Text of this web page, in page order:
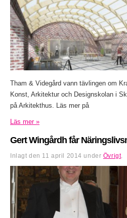
Tham & Videgård vann tävlingen om
Konst, Arkitektur och Designskolan i
på Arkitekthus. Läs mer på
Läs mer »
Gert Wingårdh får
Inlagt den 11 april 2014 under Övrigt.